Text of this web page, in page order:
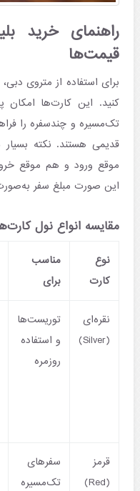
راهنمای خرید
قیمت‌ها
کنید. این کارت‌ها
تک‌مسیره و چندسفره را
قدیمی هستند. نکته
موقع ورود و هم موقع
این صورت مبلغ سفر
مقایسه انواع نول
نوع
کارت
مناسب
برای
نقره‌ای
(Silver)
توریست‌ها
و استفاده
روزمره
قرمز
(Red)
سفرهای
تک‌مسیره